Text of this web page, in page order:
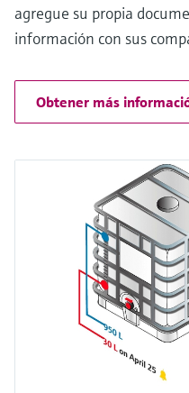
agregue su propia
información con sus
Obtener más